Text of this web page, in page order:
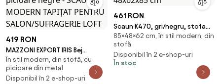
419 RON
MAZZONI EXPORT IRIS Bej
(material Juto 4) / picioare
negre - SCAUN MODERN TAPIȚAT
PENTRU SALON/SUFRAGERIE LOFT
În stil modern, din stofă, cu
picioare din metal
Disponibil în 2 e-shop-uri
461 RON
Scaun K470, gri/negru, stofa
clasica/metal, 48x62x85 cm
85×48×62 cm, în stil modern, din
stofă
Disponibil în 2 e-shop-uri
În stoc